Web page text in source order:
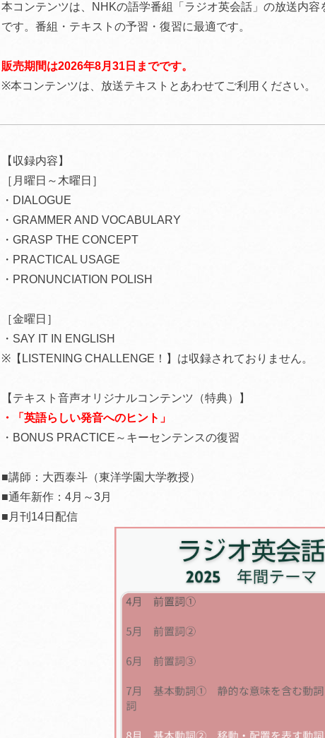
本コンテンツは、NHKの語学番組「ラジオ英会話」の放送内
です。番組・テキストの予習・復習に最適です。
販売期間は2026年8月31日までです。
※本コンテンツは、放送テキストとあわせてご利用ください。
【収録内容】
［月曜日～木曜日］
・DIALOGUE
・GRAMMER AND VOCABULARY
・GRASP THE CONCEPT
・PRACTICAL USAGE
・PRONUNCIATION POLISH
［金曜日］
・SAY IT IN ENGLISH
※【LISTENING CHALLENGE！】は収録されておりません。
【テキスト音声オリジナルコンテンツ（特典）】
・「英語らしい発音へのヒント」
・BONUS PRACTICE～キーセンテンスの復習
■講師：大西泰斗（東洋学園大学教授）
■通年新作：4月～3月
■月刊14日配信